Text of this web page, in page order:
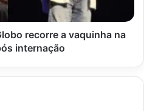
recorre a vaquinha na
internação